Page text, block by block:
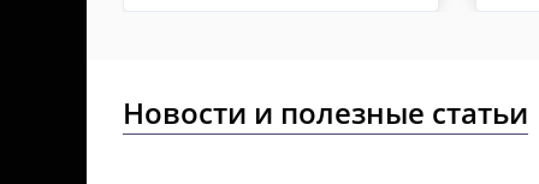
Новости и полезные статьи